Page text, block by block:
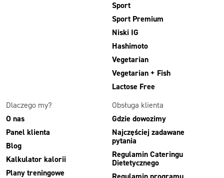
Sport
Sport Premium
Niski IG
Hashimoto
Vegetarian
Vegetarian + Fish
Lactose Free
Dlaczego my?
O nas
Panel klienta
Blog
Kalkulator kalorii
Plany treningowe
Obsługa klienta
Gdzie dowozimy
Najczęściej zadawane
pytania
Regulamin Cateringu
Dietetycznego